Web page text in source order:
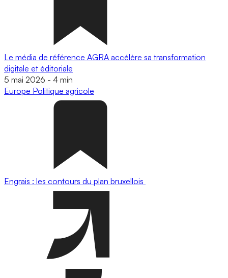
Le média de référence AGRA accélère sa transformation
digitale et éditoriale
5 mai 2026 - 4 min
Europe Politique agricole
Engrais : les contours du plan bruxellois